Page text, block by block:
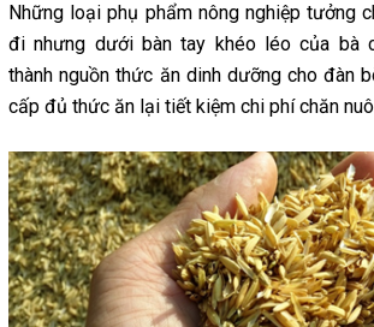
Những loại phụ phẩm nông nghiệp tưởng
đi nhưng dưới bàn tay khéo léo của bà
thành nguồn thức ăn dinh dưỡng cho đàn
cấp đủ thức ăn lại tiết kiệm chi phí chăn